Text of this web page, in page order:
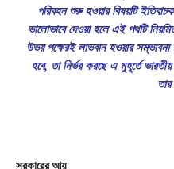
পরিবহন শুরু হওয়ার বিষয়টি
ভালোভাবে দেওয়া হলে এই পথটি
উভয় পক্ষেরই লাভবান হওয়ার
হবে, তা নির্ভর করছে এ মুহূর্তে
সরকারের আয়